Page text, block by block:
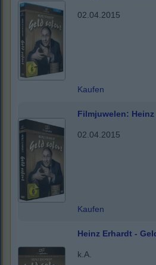
02.04.2015
Kaufen
Filmjuwelen:
02.04.2015
Kaufen
Heinz Erhardt -
k.A.